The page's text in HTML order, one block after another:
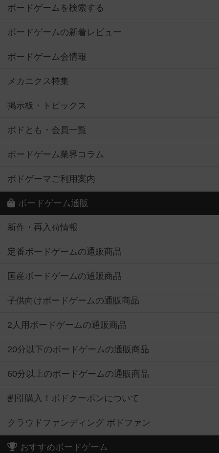
ボードゲームを検索する
ボードゲームの新着レビュー
ボードゲーム会情報
メカニクス特集
掲示板・トピックス
ボドとも・会員一覧
ボードゲーム業界コラム
ボドゲーマご利用案内
ボードゲーム通販
新作・再入荷情報
定番ボードゲームの通販商品
国産ボードゲームの通販商品
子供向けボードゲームの通販商品
2人用ボードゲームの通販商品
20分以下のボードゲームの通販商品
60分以上のボードゲームの通販商品
割引購入！ボドクーポンについて
クラウドファンディング ボドファン
おすすめボードゲーム